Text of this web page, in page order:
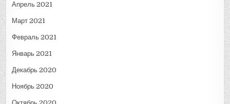
Апрель 2021
Март 2021
Февраль 2021
Январь 2021
Декабрь 2020
Ноябрь 2020